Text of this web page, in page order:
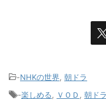
-NHKの世界 朝ドラ
-楽しめる ＶＯＤ 朝ドラ